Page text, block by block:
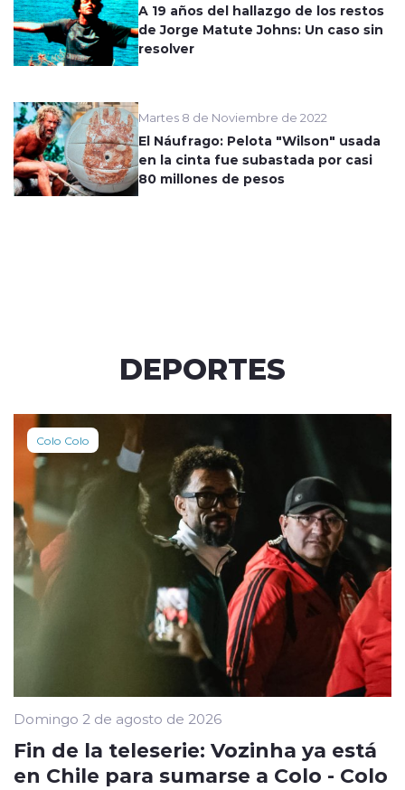
A 19 años del hallazgo de los restos
de Jorge Matute Johns: Un caso sin
resolver
Martes 8 de Noviembre de 2022
El Náufrago: Pelota "Wilson" usada
en la cinta fue subastada por casi
80 millones de pesos
DEPORTES
Colo Colo
Domingo 2 de agosto de 2026
Fin de la teleserie: Vozinha ya está
en Chile para sumarse a Colo - Colo